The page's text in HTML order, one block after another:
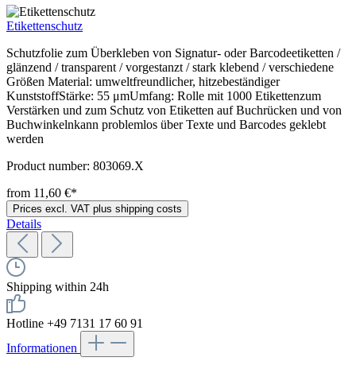
Etikettenschutz
Schutzfolie zum Überkleben von Signatur- oder Barcodeetiketten /
glänzend / transparent / vorgestanzt / stark klebend / verschiedene
Größen Material: umweltfreundlicher, hitzebeständiger
KunststoffStärke: 55 μmUmfang: Rolle mit 1000 Etikettenzum
Verstärken und zum Schutz von Etiketten auf Buchrücken und von
Buchwinkelnkann problemlos über Texte und Barcodes geklebt
werden
Product number: 803069.X
from 11,60 €*
Prices excl. VAT plus shipping costs
Details
Shipping within 24h
Hotline +49 7131 17 60 91
Informationen